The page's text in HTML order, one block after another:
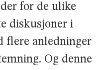
for de ulike
diskusjoner i
flere anledninger
Og denne